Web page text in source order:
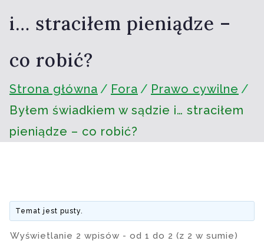
i… straciłem pieniądze –
co robić?
Strona główna Fora
Prawo cywilne
Byłem świadkiem w sądzie i… straciłem
pieniądze – co robić?
Temat jest pusty.
Wyświetlanie 2 wpisów - od 1 do 2 (z 2 w sumie)